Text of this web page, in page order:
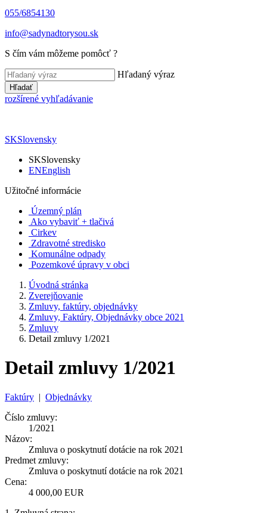
055/6854130
info@sadynadtorysou.sk
S čím vám môžeme pomôcť ?
Hľadaný výraz
Hľadať
rozšírené vyhľadávanie
SKSlovensky
SKSlovensky
ENEnglish
Užitočné informácie
Územný plán
Ako vybaviť + tlačivá
Cirkev
Zdravotné stredisko
Komunálne odpady
Pozemkové úpravy v obci
Úvodná stránka
Zverejňovanie
Zmluvy, faktúry, objednávky
Zmluvy, Faktúry, Objednávky obce 2021
Zmluvy
Detail zmluvy 1/2021
Detail zmluvy 1/2021
Faktúry | Objednávky
Číslo zmluvy:
1/2021
Názov:
Zmluva o poskytnutí dotácie na rok 2021
Predmet zmluvy:
Zmluva o poskytnutí dotácie na rok 2021
Cena:
4 000,00 EUR